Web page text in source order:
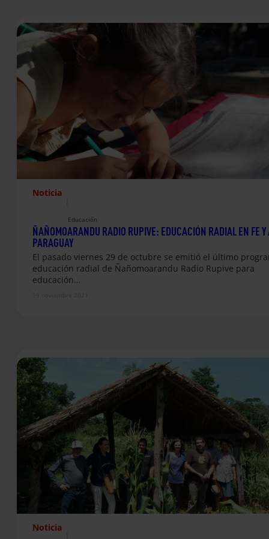
Noticia
Educación
ÑAÑOMOARANDU RADIO RUPIVE: EDUCACIÓN RADIAL EN FE Y
PARAGUAY
El pasado viernes 29 de octubre se emitió el último
educación radial de Ñañomoarandu Radio Rupive para
educación…
Noticia